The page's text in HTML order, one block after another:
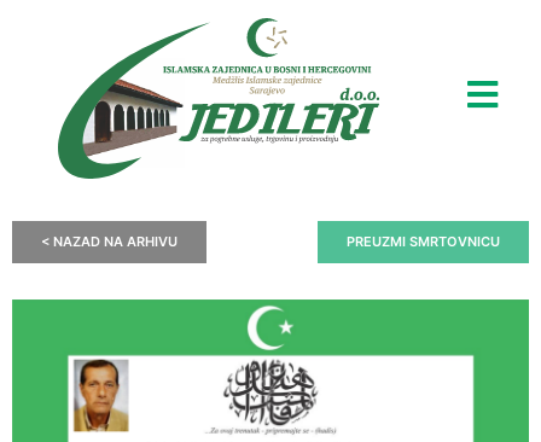
< NAZAD NA ARHIVU PREUZMI SMRTOVNICU